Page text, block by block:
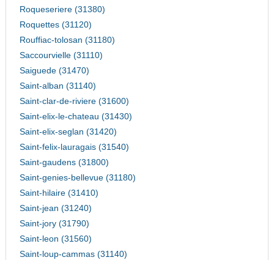
Roqueseriere (31380)
Roquettes (31120)
Rouffiac-tolosan (31180)
Saccourvielle (31110)
Saiguede (31470)
Saint-alban (31140)
Saint-clar-de-riviere (31600)
Saint-elix-le-chateau (31430)
Saint-elix-seglan (31420)
Saint-felix-lauragais (31540)
Saint-gaudens (31800)
Saint-genies-bellevue (31180)
Saint-hilaire (31410)
Saint-jean (31240)
Saint-jory (31790)
Saint-leon (31560)
Saint-loup-cammas (31140)